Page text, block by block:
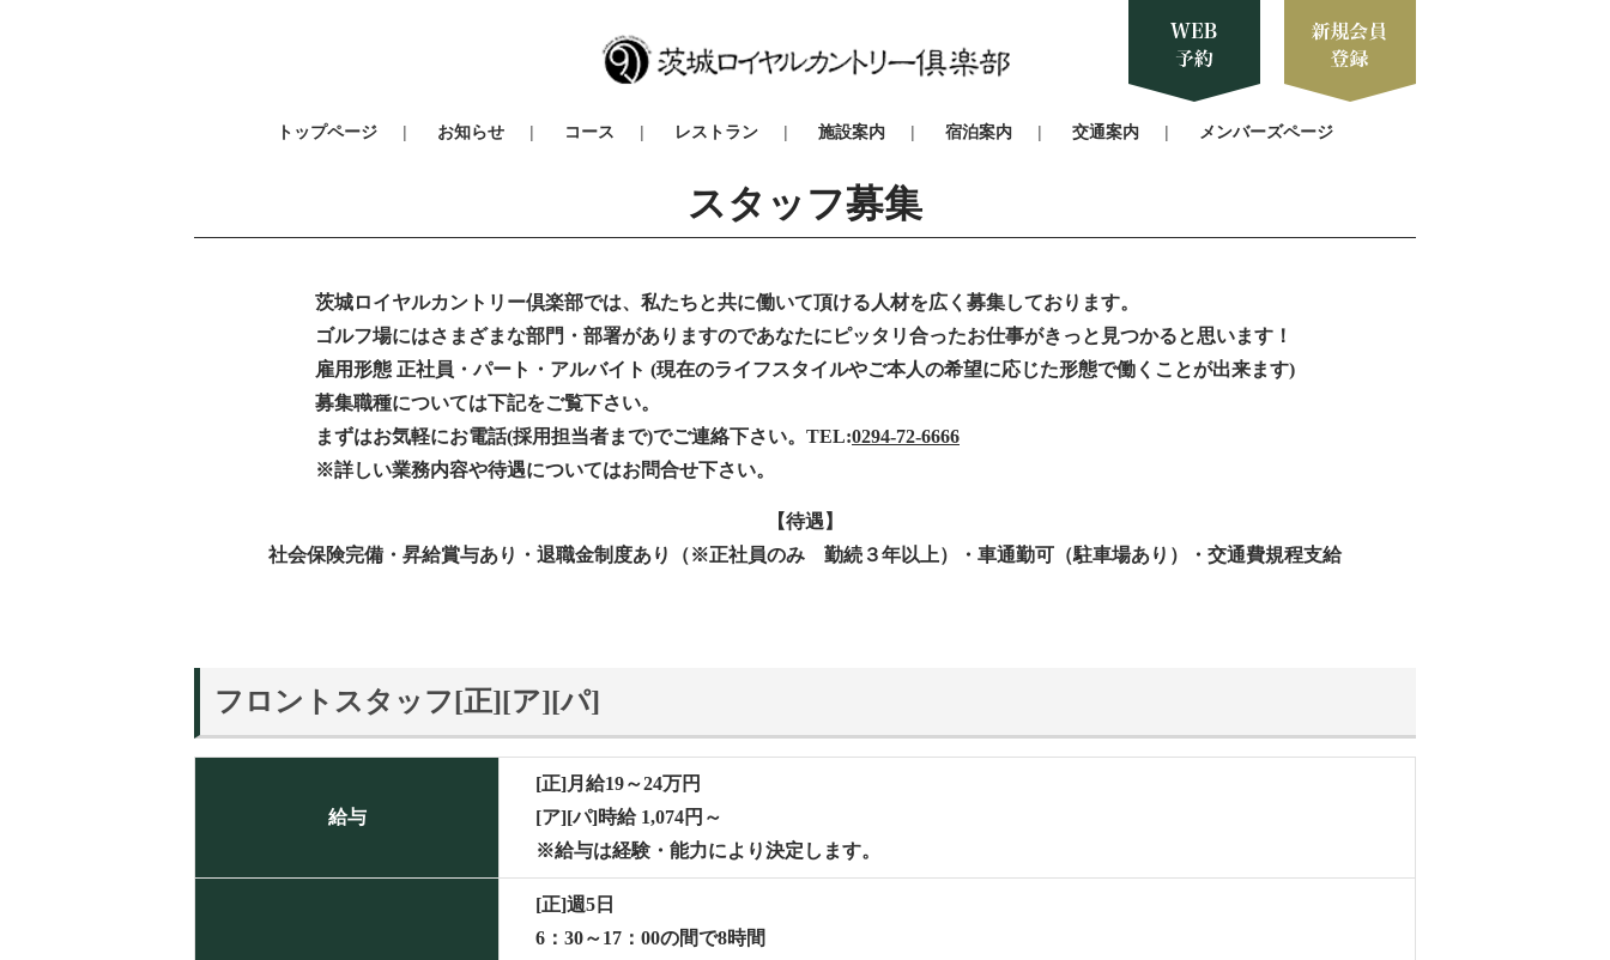
トップページ お知らせ コース レストラン 施設案内 宿泊案内 交通案内 メンバーズページ
スタッフ募集
茨城ロイヤルカントリー倶楽部では、私たちと共に働いて頂ける人材を広く募集しております。
ゴルフ場にはさまざまな部門・部署がありますのであなたにピッタリ合ったお仕事がきっと見つかると思います！
雇用形態 正社員・パート・アルバイト (現在のライフスタイルやご本人の希望に応じた形態で働くことが出来ます)
募集職種については下記をご覧下さい。
まずはお気軽にお電話(採用担当者まで)でご連絡下さい。TEL:0294-72-6666
※詳しい業務内容や待遇についてはお問合せ下さい。
【待遇】
社会保険完備・昇給賞与あり・退職金制度あり（※正社員のみ 勤続３年以上）・⾞通勤可（駐⾞場あり）・交通費規程⽀給
フロントスタッフ[正][ア][パ]
給与
[正]月給19～24万円
[ア][パ]時給 1,074円～
※給与は経験・能力により決定します。
[正]週5⽇
6：30～17：00の間で8時間